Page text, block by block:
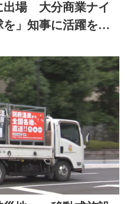
出場 大分商業ナイ
」知事に活躍を誓